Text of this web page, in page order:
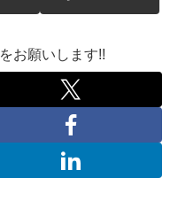
お願いします!!